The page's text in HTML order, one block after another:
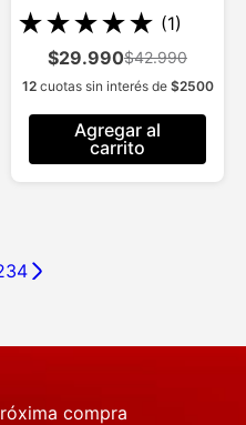
Manzana Quema
Grasa Sin Azúcar
★★★★★ (1)
$29.990$42.990
12cuotas sin interés de $2500
Agregar al
carrito
34
compra